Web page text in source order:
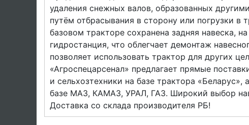
удаления снежных валов, образованных
путём отбрасывания в сторону или погрузки в
базовом тракторе сохранена задняя навеска,
гидростанция, что облегчает демонтаж
позволяет использовать трактор для других
«Агроспецарсенал» предлагает прямые
и сельхозтехники на базе трактора «Беларус»,
базе МАЗ, КАМАЗ, УРАЛ, ГАЗ. Широкий выбор
Доставка со склада производителя РБ!